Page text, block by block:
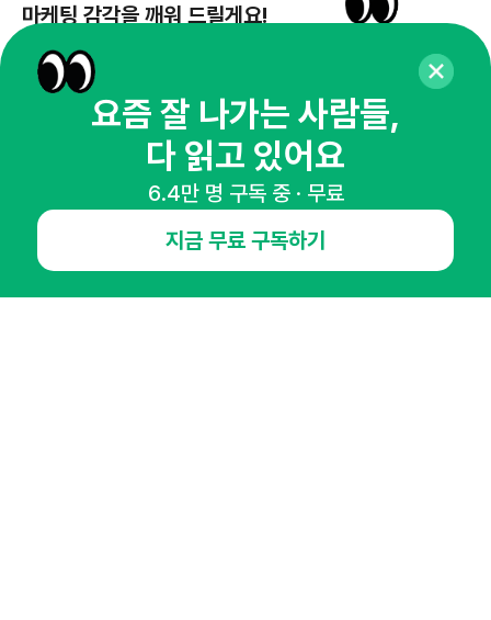
마케팅 감각을 깨워 드릴게요!
뉴스레터 구독하기
오픈애즈란
요즘 잘 나가는 사람들,
다 읽고 있어요
6.4만 명 구독 중 · 무료
지금 무료 구독하기